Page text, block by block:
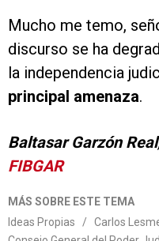
Mucho me temo,
discurso se ha
la independencia
principal amenaza.
Baltasar Garzón Real
FIBGAR
MÁS SOBRE ESTE TEMA
Ideas Propias
/ Carlos